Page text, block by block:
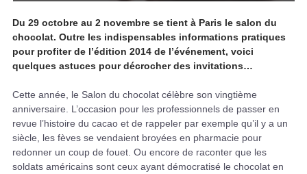
Du 29 octobre au 2 novembre se tient à Paris le salon du
chocolat. Outre les indispensables informations pratiques
pour profiter de l’édition 2014 de l’événement, voici
quelques astuces pour décrocher des invitations…
Cette année, le Salon du chocolat célèbre son vingtième
anniversaire. L’occasion pour les professionnels de passer en
revue l’histoire du cacao et de rappeler par exemple qu’il y a un
siècle, les fèves se vendaient broyées en pharmacie pour
redonner un coup de fouet. Ou encore de raconter que les
soldats américains sont ceux ayant démocratisé le chocolat en